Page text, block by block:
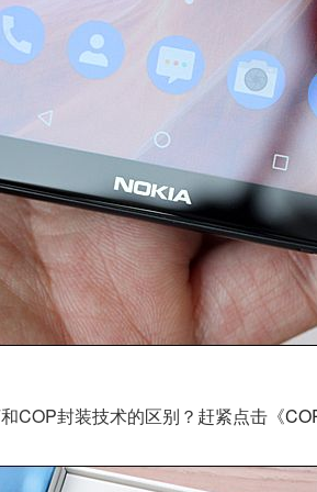
COP封装技术的区别？赶紧点击《